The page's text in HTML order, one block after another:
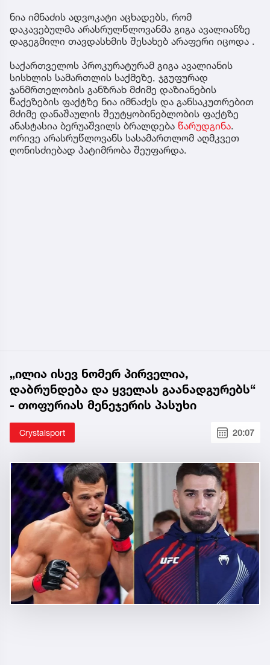
ნია იმნაძის ადვოკატი აცხადებს, რომ
დაკავებულმა არასრულწლოვანმა გიგა ავალიანზე
დაგეგმილი თავდასხმის შესახებ არაფერი იცოდა .
საქართველოს პროკურატურამ გიგა ავალიანის
სისხლის სამართლის საქმეზე, ჯგუფურად
ჯანმრთელობის განზრახ მძიმე დაზიანების
წაქეზების ფაქტზე ნია იმნაძეს და განსაკუთრებით
მძიმე დანაშაულის შეუტყობინებლობის ფაქტზე
ანასტასია ბერუაშვილს ბრალდება წარუდგინა.
ორივე არასრუწლოვანს სასამართლომ აღმკვეთ
ღონისძიებად პატიმრობა შეუფარდა.
„ილია ისევ ნომერ პირველია,
დაბრუნდება და ყველას გაანადგურებს“
- თოფურიას მენეჯერის პასუხი
Crystalsport 20:07